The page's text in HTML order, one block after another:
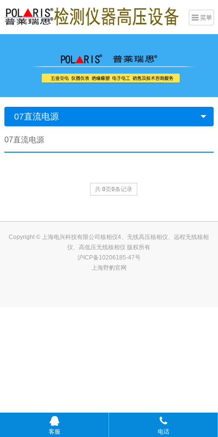
07直流电源
07直流电源
共0页0条记录
Copyright © 上海电兴科技有限公司核相仪4、无线高压核相仪、远程无线核相
仪、高低压无线核相仪 版权所有
沪ICP备10206185-47号
上海野豹官网
客服 电话